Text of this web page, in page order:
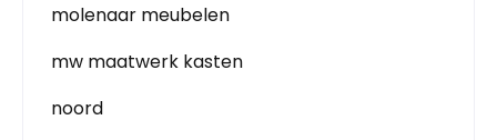
molenaar meubelen
mw maatwerk kasten
noord